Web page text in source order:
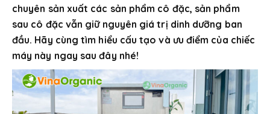
chuyên sản xuất các sản phẩm cô đặc, sản phẩm
sau cô đặc vẫn giữ nguyên giá trị dinh dưỡng ban
đầu. Hãy cùng tìm hiểu cấu tạo và ưu điểm của chiếc
máy này ngay sau đây nhé!